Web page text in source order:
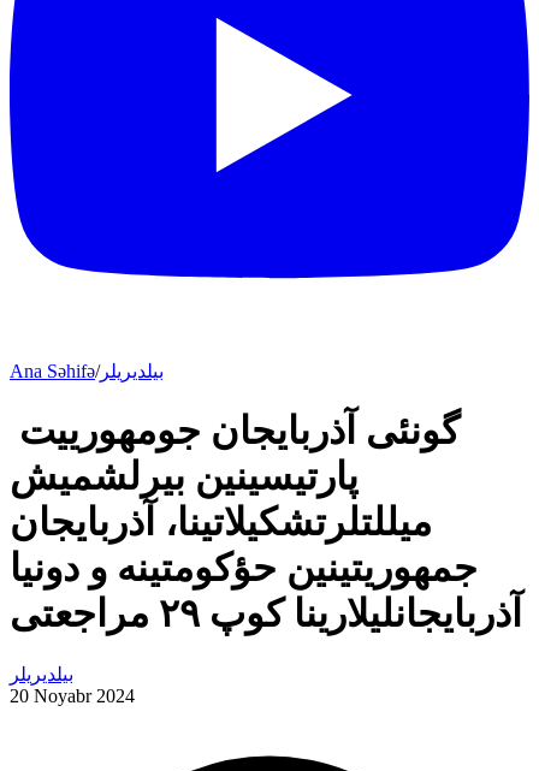
Ana Səhifə/بیلدیریلر
پارتیسینین بیرلشمیش
میللتلرتشکیلاتینا، آذربایجان
جمهوریتینین حؤکومتینه و دونیا
آذربایجانلیلارینا کوپ ۲۹ مراجعتی
بیلدیریلر
20 Noyabr 2024